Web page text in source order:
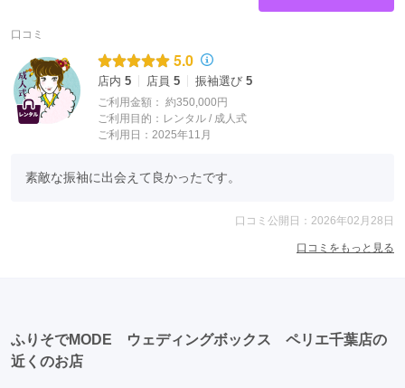
口コミ
5.0
店内 5 店員 5 振袖選び 5
ご利用金額： 約350,000円
ご利用目的： レンタル / 成人式
ご利用日：2025年11月
素敵な振袖に出会えて良かったです。
口コミ公開日：2026年02月28日
口コミをもっと見る
ふりそでMODE ウェディングボックス ペリエ千葉店の
近くのお店